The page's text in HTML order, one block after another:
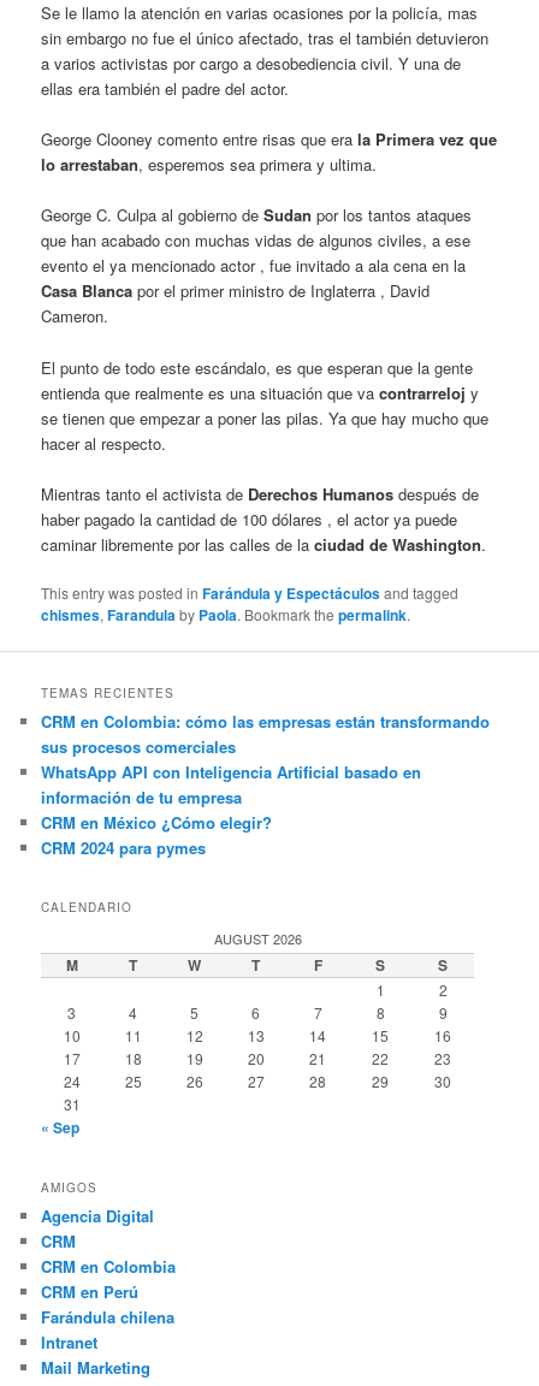
Se le llamo la atención en varias ocasiones por la policía, mas
sin embargo no fue el único afectado, tras el también detuvieron
a varios activistas por cargo a desobediencia civil. Y una de
ellas era también el padre del actor.
George Clooney comento entre risas que erala Primera vez que
lo arrestaban, esperemos sea primera y ultima.
George C. Culpa al gobierno deSudan por los tantos ataques
que han acabado con muchas vidas de algunos civiles, a ese
evento el ya mencionado actor , fue invitado a ala cena en la
Casa Blanca por el primer ministro de Inglaterra , David
Cameron.
El punto de todo este escándalo, es que esperan que la gente
entienda que realmente es una situación que vacontrarreloj y
se tienen que empezar a poner las pilas. Ya que hay mucho que
hacer al respecto.
Mientras tanto el activista de Derechos Humanos después de
haber pagado la cantidad de 100 dólares , el actor ya puede
caminar libremente por las calles de laciudad de Washington.
This entry was posted inFarándula y Espectáculosand tagged
chismes,Farandulaby Paola. Bookmark thepermalink.
TEMAS RECIENTES
CRM en Colombia: cómo las empresas están transformando
sus procesos comerciales
WhatsApp API con Inteligencia Artificial basado en
información de tu empresa
CRM en México ¿Cómo elegir?
CRM 2024 para pymes
CALENDARIO
AUGUST 2026
M T W T F S S
1
2
3
4 5 6 7 8
9
10
11 12 13 14 15
16
17
18 19 20 21 22
23
24
25 26 27 28 29
30
31
« Sep
AMIGOS
Agencia Digital
CRM
CRM en Colombia
CRM en Perú
Farándula chilena
Intranet
Mail Marketing